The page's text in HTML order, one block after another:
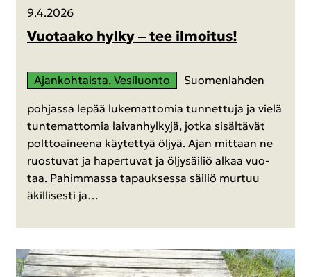
9.4.2026
Vuo­taa­ko hylky ‒ tee il­moi­tus!
Ajan­koh­tais­ta, Ve­si­luon­to Suo­men­lah­den
poh­jas­sa lepää lu­ke­mat­to­mia tun­net­tu­ja ja vielä
tun­te­mat­to­mia lai­van­hyl­ky­jä, jotka si­säl­tä­vät
polt­toai­nee­na käy­tet­tyä öljyä. Ajan mit­taan ne
ruos­tu­vat ja ha­per­tu­vat ja öl­jy­säi­liö alkaa vuo­
taa. Pa­him­mas­sa ta­pauk­ses­sa säi­liö mur­tuu
äkil­li­ses­ti ja…